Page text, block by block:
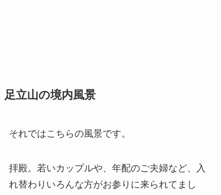
足立山の境内風景
それではこちらの風景です。
拝殿。若いカップルや、年配のご夫婦など、入
れ替わりいろんな方がお参りに来られてまし